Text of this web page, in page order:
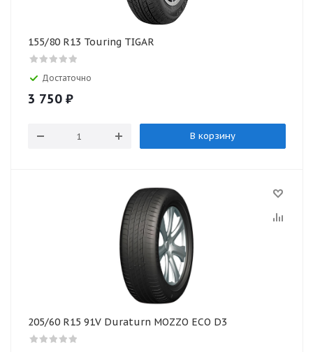
155/80 R13 Touring TIGAR
Достаточно
3 750 ₽
В корзину
205/60 R15 91V Duraturn MOZZO ECO D3